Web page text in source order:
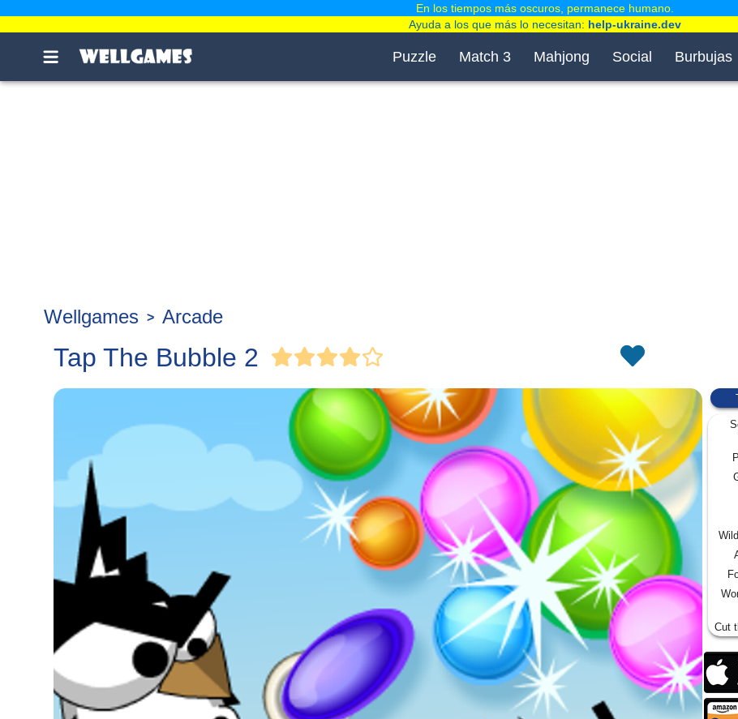
Puzzle Match 3 Mahjong Social Burbujas
Wellgames Arcade
Tap The Bubble 2
Cut
En los tiempos más oscuros, permanece humano.
Ayuda a los que más lo necesitan: help-ukraine.dev